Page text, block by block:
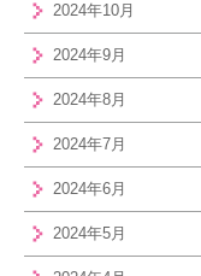
2024年10月
2024年9月
2024年8月
2024年7月
2024年6月
2024年5月